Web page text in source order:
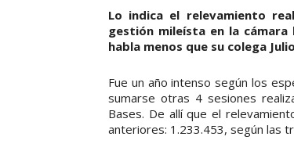
Lo indica el relevamiento
gestión mileísta en la cámara
habla menos que su colega
Fue un año intenso según los
sumarse otras 4 sesiones
Bases. De allí que el
anteriores: 1.233.453, según las